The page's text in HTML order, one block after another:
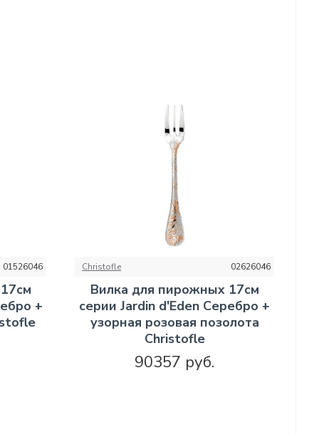
01526046
+
Christofle 02626046
Вилка для пирожных 17см
серии Jardin d'Eden Серебро +
узорная розовая позолота
Christofle
90357 руб.